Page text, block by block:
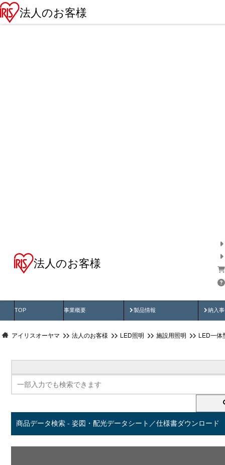
法人のお客様
法人のお客様
TOP 事業概要 製品情報
製品動画 納入
納
アイリスオーヤマ 法人のお客様 LED照明 施設用照明 LED一体
商品データ検索 - 姿図・配光データシート／仕様書ダウンロード